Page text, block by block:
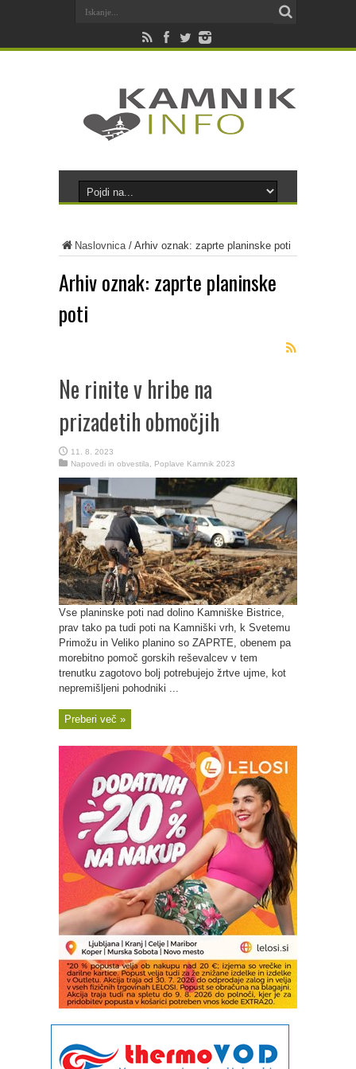
Naslovnica/ Arhiv oznak: zaprte planinske poti
Arhiv oznak: zaprte planinske
poti
Ne rinite v hribe na
prizadetih območjih
11. 8. 2023
Napovedi in obvestila
Poplave Kamnik 2023
Vse planinske poti nad dolino Kamniške Bistrice,
prav tako pa tudi poti na Kamniški vrh, k Svetemu
Primožu in Veliko planino so ZAPRTE, obenem pa
morebitno pomoč gorskih reševalcev v tem
trenutku zagotovo bolj potrebujejo žrtve ujme, kot
nepremišljeni pohodniki ...
Preberi več »